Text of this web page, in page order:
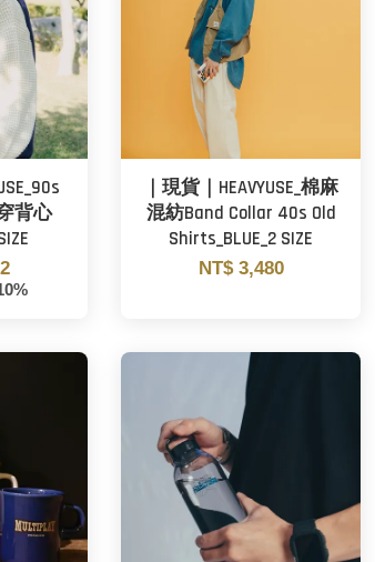
背心
｜現貨｜HEAVYUSE_棉麻
混紡Band Collar 40s Old
Shirts_BLUE_2 SIZE
NT$ 3,480